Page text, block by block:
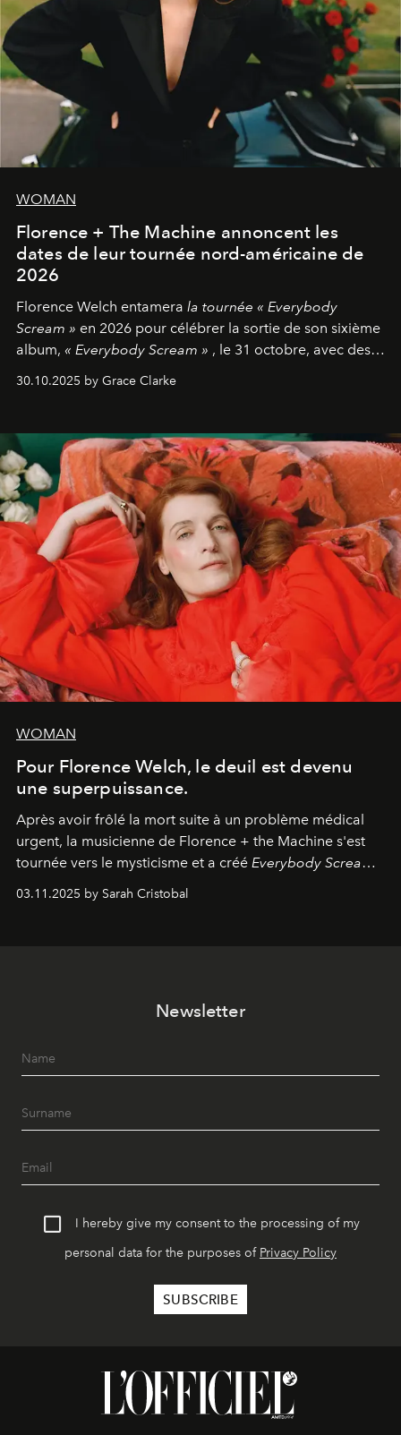
WOMAN
Florence + The Machine annoncent les
dates de leur tournée nord-américaine de
2026
Florence Welch entamera la tournée « Everybody
Scream » en 2026 pour célébrer la sortie de son sixième
album, « Everybody Scream » , le 31 octobre, avec des
dates nord-américaines débutant en avril prochain.
30.10.2025 by Grace Clarke
WOMAN
Pour Florence Welch, le deuil est devenu
une superpuissance.
Après avoir frôlé la mort suite à un problème médical
urgent, la musicienne de Florence + the Machine s'est
tournée vers le mysticisme et a créé Everybody Scream
l'un de ses albums les plus profonds à ce jour.
03.11.2025 by Sarah Cristobal
Newsletter
I hereby give my consent to the processing of my
personal data for the purposes of Privacy Policy